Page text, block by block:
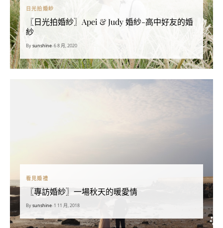
日光拍婚紗
〖日光拍婚紗〗Apei & Judy 婚紗-高中好友的婚
紗
Bysunshine•6 8 月, 2020
看見婚禮
〖專訪婚紗〗一場秋天的暖愛情
Bysunshine•1 11 月, 2018